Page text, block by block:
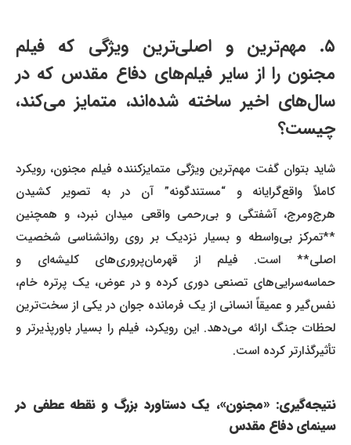
۵. مهم‌ترین و اصلی‌ترین ویژگی که فیلم
مجنون را از سایر فیلم‌های دفاع مقدس که در
سال‌های اخیر ساخته شده‌اند، متمایز می‌کند،
چیست؟
شاید بتوان گفت مهم‌ترین ویژگی متمایزکننده فیلم مجنون، رویکرد
کاملاً واقع‌گرایانه و “مستندگونه” آن در به تصویر کشیدن
هرج‌ومرج، آشفتگی و بی‌رحمی واقعی میدان نبرد، و همچنین
**تمرکز بی‌واسطه و بسیار نزدیک بر روی روانشناسی شخصیت
اصلی** است. فیلم از قهرمان‌پروری‌های کلیشه‌ای و
حماسه‌سرایی‌های تصنعی دوری کرده و در عوض، یک پرتره خام،
نفس‌گیر و عمیقاً انسانی از یک فرمانده جوان در یکی از سخت‌ترین
لحظات جنگ ارائه می‌دهد. این رویکرد، فیلم را بسیار باورپذیرتر و
تأثیرگذارتر کرده است.
نتیجه‌گیری: «مجنون»، یک دستاورد بزرگ و نقطه عطفی در
سینمای دفاع مقدس